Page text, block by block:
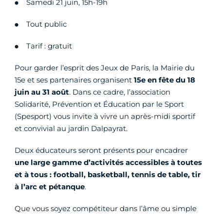
Samedi 21 juin, 15h-19h
Tout public
Tarif : gratuit
Pour garder l’esprit des Jeux de Paris, la Mairie du
15e et ses partenaires organisent 15e en fête du 18
juin au 31 août. Dans ce cadre, l’association
Solidarité, Prévention et Éducation par le Sport
(Spesport) vous invite à vivre un après-midi sportif
et convivial au jardin Dalpayrat.
Deux éducateurs seront présents pour encadrer
une large gamme d’activités accessibles à toutes
et à tous : football, basketball, tennis de table, tir
à l’arc et pétanque.
Que vous soyez compétiteur dans l’âme ou simple